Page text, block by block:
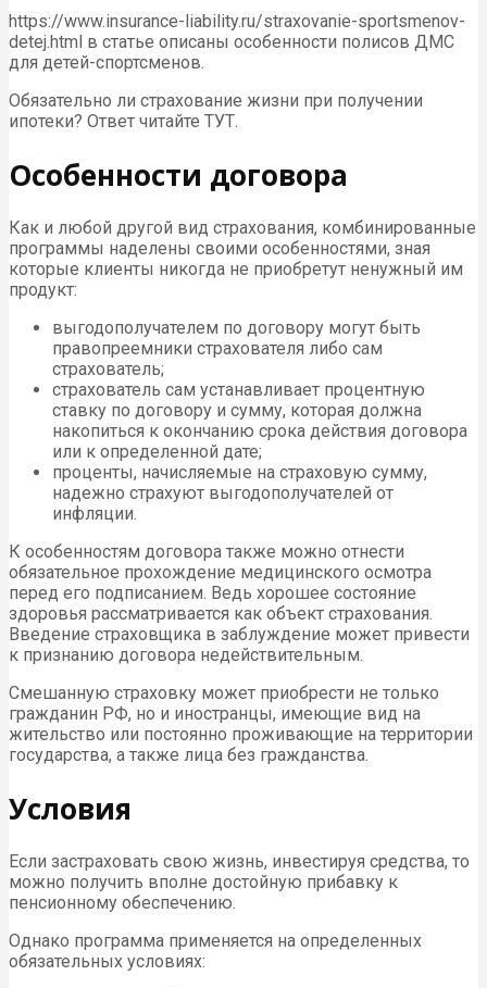
https://www.insurance-liability.ru/straxovanie-sportsmenov-
detej.html в статье описаны особенности полисов ДМС
для детей-спортсменов.
Обязательно ли страхование жизни при получении
ипотеки? Ответ читайте ТУТ.
Особенности договора
Как и любой другой вид страхования, комбинированные
программы наделены своими особенностями, зная
которые клиенты никогда не приобретут ненужный им
продукт:
выгодополучателем по договору могут быть
правопреемники страхователя либо сам
страхователь;
страхователь сам устанавливает процентную
ставку по договору и сумму, которая должна
накопиться к окончанию срока действия договора
или к определенной дате;
проценты, начисляемые на страховую сумму,
надежно страхуют выгодополучателей от
инфляции.
К особенностям договора также можно отнести
обязательное прохождение медицинского осмотра
перед его подписанием. Ведь хорошее состояние
здоровья рассматривается как объект страхования.
Введение страховщика в заблуждение может привести
к признанию договора недействительным.
Смешанную страховку может приобрести не только
гражданин РФ, но и иностранцы, имеющие вид на
жительство или постоянно проживающие на территории
государства, а также лица без гражданства.
Условия
Если застраховать свою жизнь, инвестируя средства, то
можно получить вполне достойную прибавку к
пенсионному обеспечению.
Однако программа применяется на определенных
обязательных условиях: